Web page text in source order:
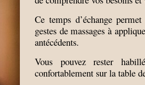
Ce temps d’échange
gestes de massages à
antécédents.
Vous pouvez rester
confortablement sur la table